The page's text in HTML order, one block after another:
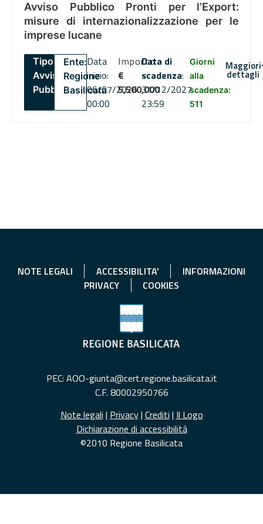
Avviso Pubblico Pronti per l’Export:
misure di internazionalizzazione per le
imprese lucane
Tipo:
Avviso
Pubblico
Ente:
Regione
Basilicata
Data
inizio:
06/07/2026
00:00
Importo
€
5,500,000
Data di
scadenza:
31/12/2027
23:59
Giorni
alla
scadenza:
511
Maggiori
dettagli
NOTE LEGALI ACCESSIBILITA'
INFORMAZIONI
PRIVACY
COOKIES
PEC: AOO-giunta@cert.regione.basilicata.it
C.F. 80002950766
Note legali | Privacy| Crediti | Il Logo
Dichiarazione di accessibilità
©2010 Regione Basilicata